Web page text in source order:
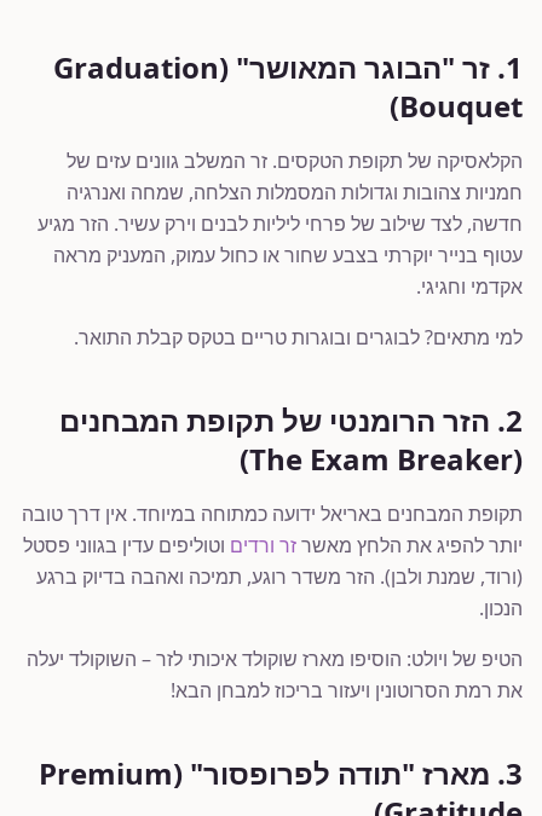
1. זר "הבוגר המאושר" (Graduation
Bouquet)
הקלאסיקה של תקופת הטקסים. זר המשלב גוונים עזים של
חמניות צהובות וגדולות המסמלות הצלחה, שמחה ואנרגיה
חדשה, לצד שילוב של פרחי ליליות לבנים וירק עשיר. הזר מגיע
עטוף בנייר יוקרתי בצבע שחור או כחול עמוק, המעניק מראה
אקדמי וחגיגי.
למי מתאים? לבוגרים ובוגרות טריים בטקס קבלת התואר.
2. הזר הרומנטי של תקופת המבחנים
(The Exam Breaker)
תקופת המבחנים באריאל ידועה כמתוחה במיוחד. אין דרך טובה
יותר להפיג את הלחץ מאשרזר ורדים וטוליפים עדין בגווני פסטל
(ורוד, שמנת ולבן). הזר משדר רוגע, תמיכה ואהבה בדיוק ברגע
הנכון.
הטיפ של ויולט: הוסיפו מארז שוקולד איכותי לזר – השוקולד יעלה
את רמת הסרוטונין ויעזור בריכוז למבחן הבא!
3. מארז "תודה לפרופסור" (Premium